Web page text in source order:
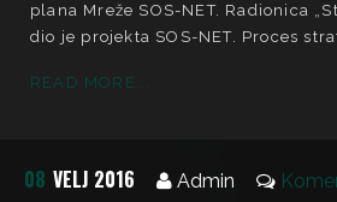
plana Mreže SOS-NET. Radionica
dio je projekta SOS-NET. Proces
READ MORE...
08 VELJ 2016 Admin